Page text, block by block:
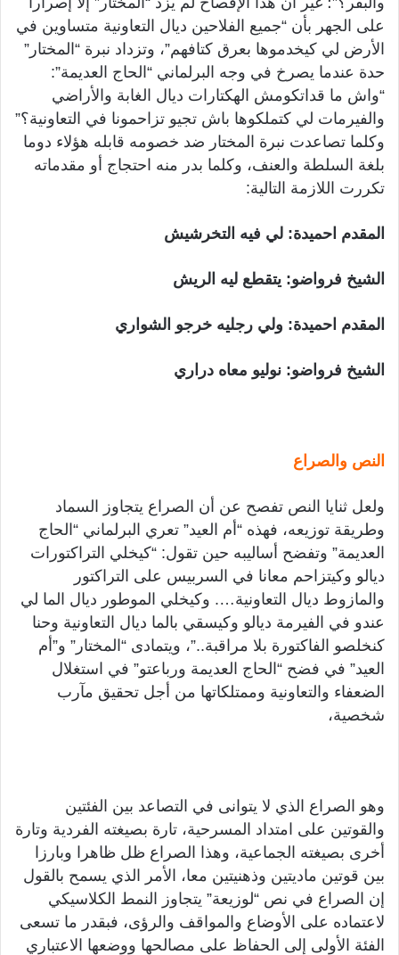
على الجهر بأن “جميع الفلاحين ديال التعاونية متساوين في
الأرض لي كيخدموها بعرق كتافهم”، وتزداد نبرة “المختار”
حدة عندما يصرخ في وجه البرلماني “الحاج العديمة”:
“واش ما قداتكومش الهكتارات ديال الغابة والأراضي
والفيرمات لي كتملكوها باش تجيو تزاحمونا في التعاونية؟”
وكلما تصاعدت نبرة المختار ضد خصومه قابله هؤلاء دوما
بلغة السلطة والعنف، وكلما بدر منه احتجاج أو مقدماته
تكررت اللازمة التالية:
المقدم احميدة: لي فيه التخرشيش
الشيخ فرواضو: يتقطع ليه الريش
المقدم احميدة: ولي رجليه خرجو الشواري
الشيخ فرواضو: نوليو معاه دراري
النص والصراع
ولعل ثنايا النص تفصح عن أن الصراع يتجاوز السماد
وطريقة توزيعه، فهذه “أم العيد” تعري البرلماني “الحاج
العديمة” وتفضح أساليبه حين تقول: “كيخلي التراكتورات
ديالو وكيتزاحم معانا في السربيس على التراكتور
والمازوط ديال التعاونية…. وكيخلي الموطور ديال الما لي
عندو في الفيرمة ديالو وكيسقي بالما ديال التعاونية وحنا
كنخلصو الفاكتورة بلا مراقبة..”، ويتمادى “المختار” و”أم
العيد” في فضح “الحاج العديمة ورباعتو” في استغلال
الضعفاء والتعاونية وممتلكاتها من أجل تحقيق مآرب
شخصية،
وهو الصراع الذي لا يتوانى في التصاعد بين الفئتين
والقوتين على امتداد المسرحية، تارة بصيغته الفردية وتارة
أخرى بصيغته الجماعية، وهذا الصراع ظل ظاهرا وبارزا
بين قوتين ماديتين وذهنيتين معا، الأمر الذي يسمح بالقول
إن الصراع في نص “لوزيعة” يتجاوز النمط الكلاسيكي
لاعتماده على الأوضاع والمواقف والرؤى، فبقدر ما تسعى
الفئة الأولى إلى الحفاظ على مصالحها ووضعها الاعتباري